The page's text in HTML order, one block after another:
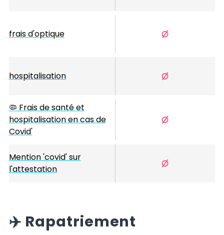
frais d'optique
hospitalisation
🦠 Frais de santé et
hospitalisation en cas de
Covid'
Mention 'covid' sur
l'attestation
✈️ Rapatriement